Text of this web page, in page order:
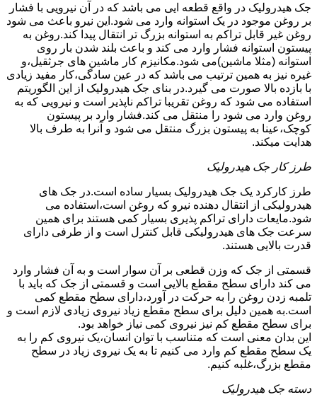
جک هیدرولیک در واقع قطعه ایی می باشد که در آن نیرویی با فشار
بر روغن موجود در یک استوانه وارد می شود.این نیرو باعث می شود
روغن غیر قابل تراکم به استوانه بزرگ تر انتقال پیدا کند.روغن به
پیستون استوانه فشار وارد می کند و باعث بلند شدن بار روی
استوانه (مثلا ماشین)می شود.مکانیزم کار ماشین های جرثقیل،و
غیره نیز به همین ترتیب می باشد که در عین سادگی،کار مفید زیادی
با بازده بالا صورت می گیرد.در بنای جک هیدرولیک از این الگوریتم
استفاده می شود که روغن تقریبا تراکم ناپذیر است و نیرویی که به
روغن وارد می شود را منتقل می کند.فشار وارد بر پیستون
کوچک،عینا به پیستون بزرگ منتقل می شود و آنرا به طرف بالا
هدایت میکند.
طرز کار جک هیدرولیک
طرز کارکرد یک جک هیدرولیک بسیار ساده است.در جک های
هیدرولیکی از انتقال دهنده نیرو که روغن است،استفاده می
شود.مایعات دارای تراکم پذیری بسیار کمی هستند برای همین
سرعت جک های هیدرولیکی قابل کنترل است و از طرفی دارای
قدرت بالایی هستند.
قسمتی از جک که وزن قطعی بر آن سوار است و به آن فشار وارد
می کند دارای سطح مقطع بالایی است و قسمتی از جک که باید با
تلمبه زدن روغن را به حرکت در آورد،دارای سطح مقطع کمی
است.به همین دلیل برای سطح مقطع زیاد نیروی زیادی لازم است و
برای سطح مقطع کم نیز نیروی کمی نیاز خواهد بود.
این بدان معنی است که متناسب با توان انسان،یک نیروی کم را به
یک سطح مقطع کم وارد می کنیم تا به یک نیروی زیاد در سطح
مقطع بزرگ،غلبه کنیم.
دسته جک هیدرولیک